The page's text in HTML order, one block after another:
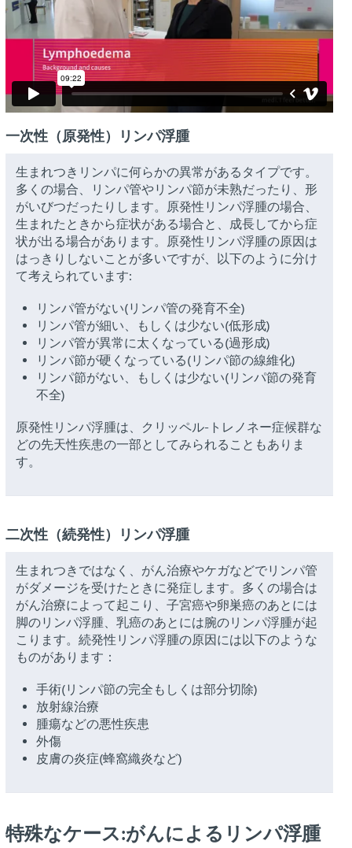
一次性（原発性）リンパ浮腫
生まれつきリンパに何らかの異常があるタイプです。
多くの場合、リンパ管やリンパ節が未熟だったり、形
がいびつだったりします。原発性リンパ浮腫の場合、
生まれたときから症状がある場合と、成長してから症
状が出る場合があります。原発性リンパ浮腫の原因は
はっきりしないことが多いですが、以下のように分け
て考えられています:
リンパ管がない(リンパ管の発育不全)
リンパ管が細い、もしくは少ない(低形成)
リンパ管が異常に太くなっている(過形成)
リンパ節が硬くなっている(リンパ節の線維化)
リンパ節がない、もしくは少ない(リンパ節の発育
不全)
原発性リンパ浮腫は、クリッペル-トレノネー症候群な
どの先天性疾患の一部としてみられることもありま
す。
二次性（続発性）リンパ浮腫
生まれつきではなく、がん治療やケガなどでリンパ管
がダメージを受けたときに発症します。多くの場合は
がん治療によって起こり、子宮癌や卵巣癌のあとには
脚のリンパ浮腫、乳癌のあとには腕のリンパ浮腫が起
こります。続発性リンパ浮腫の原因には以下のような
ものがあります：
手術(リンパ節の完全もしくは部分切除)
放射線治療
腫瘍などの悪性疾患
外傷
皮膚の炎症(蜂窩織炎など)
特殊なケース:がんによるリンパ浮腫